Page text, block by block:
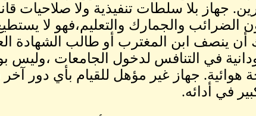
جهاز بلا سلطات تنفيذية ولا صلاحيات
الضرائب والجمارك والتعليم،فهو لا
أن ينصف ابن المغترب أو طالب الشهادة
في التنافس لدخول الجامعات ،وليس
هوائية. جهاز غير مؤهل للقيام بأي دور
في أدائه.